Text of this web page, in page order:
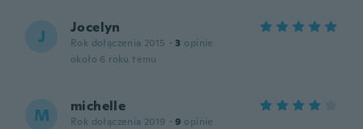
J Jocelyn
Rok dołączenia 2015 · 3 opinie
około 6 roku temu
M michelle
Rok dołączenia 2019 · 9 opinie